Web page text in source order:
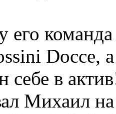
команда
Docce,
себе в
Михаил